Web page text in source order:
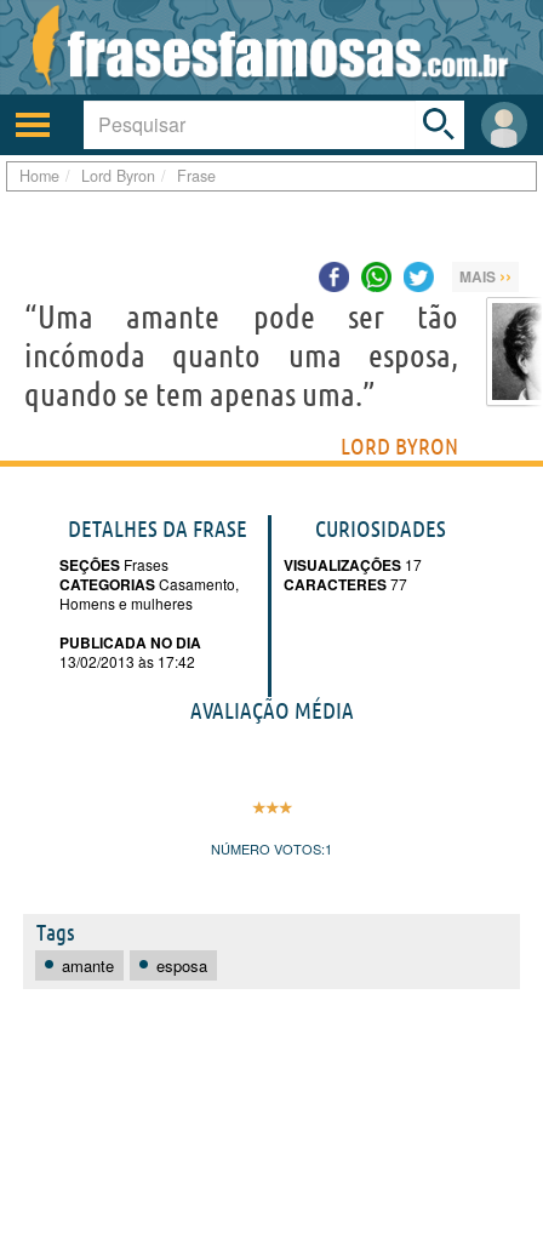
Ativar/desativar
a
navegação
Área
do
Toggle
search
bar
Home Lord Byron Frase
MAIS ››
“Uma amante pode ser tão
incómoda quanto uma esposa,
quando se tem apenas uma.”
LORD BYRON
DETALHES DA FRASE
SEÇÕES Frases
CATEGORIASCasamento,
Homens e mulheres
PUBLICADA NO DIA
13/02/2013 às 17:42
CURIOSIDADES
VISUALIZAÇÕES 17
CARACTERES77
AVALIAÇÃO MÉDIA
NÚMERO VOTOS:1
Tags
amante esposa